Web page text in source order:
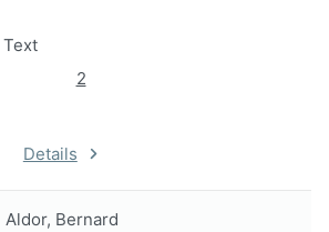
2
Details
Aldor, Bernard